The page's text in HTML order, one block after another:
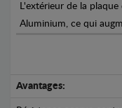
L'extérieur de la
Aluminium, ce qui
Avantages: